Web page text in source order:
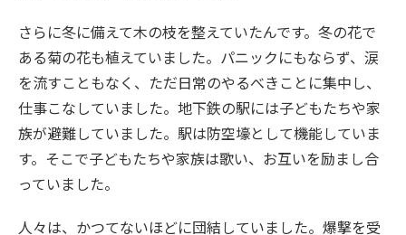
さらに冬に備えて木の枝を整えていたんです。冬の花で
ある菊の花も植えていました。パニックにもならず、涙
を流すこともなく、ただ日常のやるべきことに集中し、
仕事こなしていました。地下鉄の駅には子どもたちや家
族が避難していました。駅は防空壕として機能していま
す。そこで子どもたちや家族は歌い、お互いを励まし合
っていました。
人々は、かつてないほどに団結していました。爆撃を受